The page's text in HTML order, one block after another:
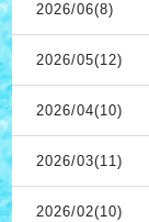
2026/06(8)
2026/05(12)
2026/04(10)
2026/03(11)
2026/02(10)